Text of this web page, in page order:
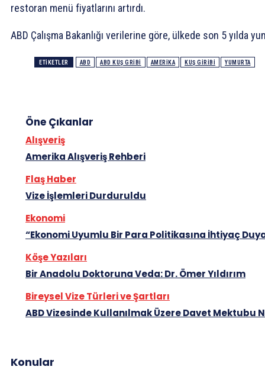
restoran menü fiyatlarını artırdı.
ABD Çalışma Bakanlığı verilerine göre, ülkede son 5 yılda
ETIKETLER ABD ABD KUŞ GRIBI AMERIKA KUŞ GIRIBI YUMURTA
Öne Çıkanlar
Alışveriş
Amerika Alışveriş Rehberi
Flaş Haber
Vize İşlemleri Durduruldu
Ekonomi
“Ekonomi Uyumlu Bir Para Politikasına İhtiyaç
Köşe Yazıları
Bir Anadolu Doktoruna Veda: Dr. Ömer Yıldırım
Bireysel Vize Türleri ve Şartları
ABD Vizesinde Kullanılmak Üzere Davet Mektubu
Konular